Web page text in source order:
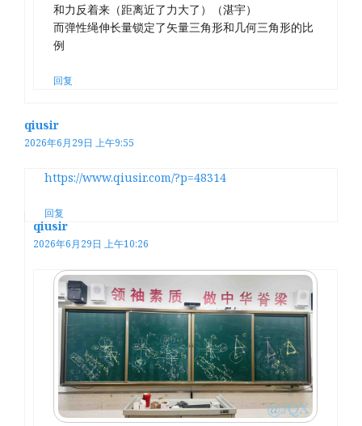
和力反着来（距离近了力大了）（湛宇）
而弹性绳伸长量锁定了矢量三角形和几何三角形的比
例
回复
qiusir
2026年6月29日 上午9:55
https://www.qiusir.com/?p=48314
回复
qiusir
2026年6月29日 上午10:26